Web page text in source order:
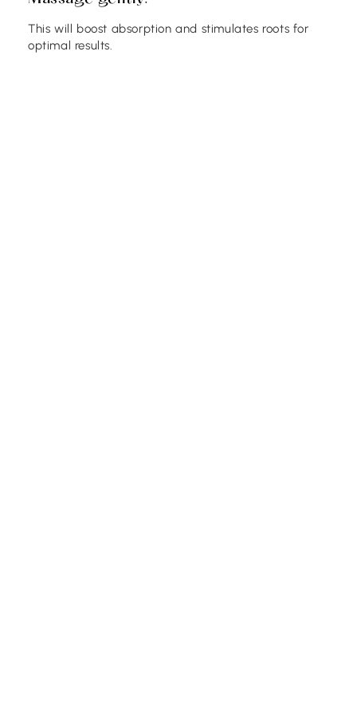
This will boost absorption and stimulates roots for
optimal results.